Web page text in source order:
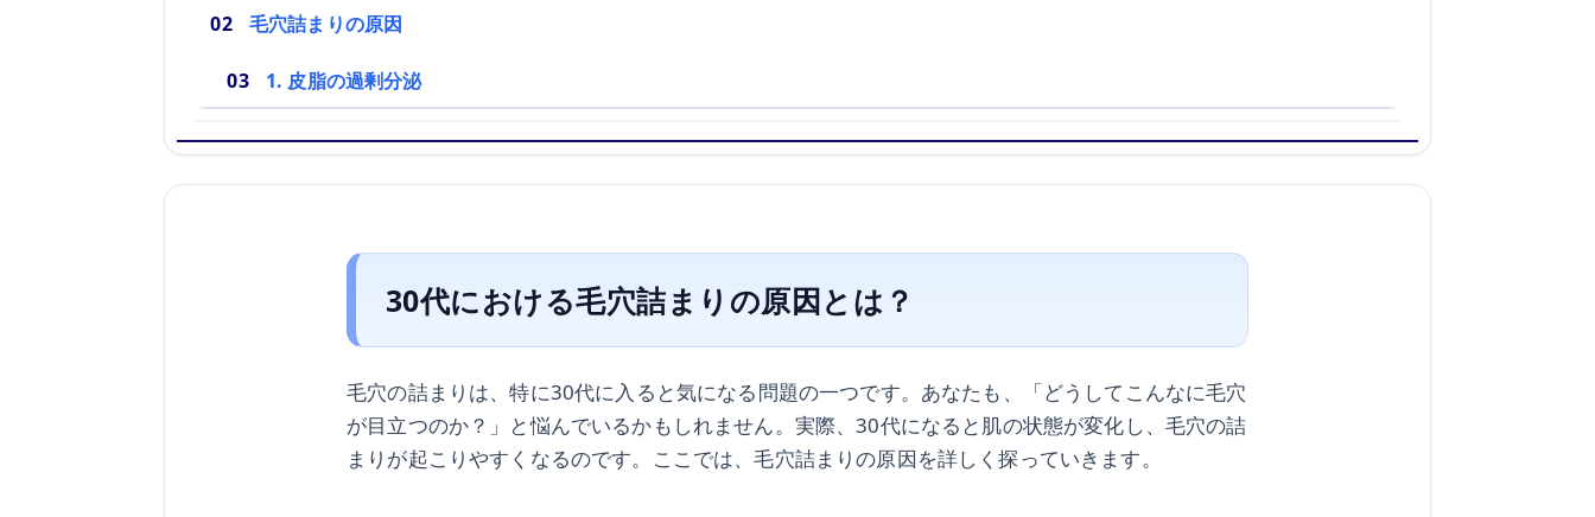
毛穴詰まりの原因
1. 皮脂の過剰分泌
30代における毛穴詰まりの原因とは？
毛穴の詰まりは、特に30代に入ると気になる問題の一つです。あなたも、「どうしてこんなに毛穴
が目立つのか？」と悩んでいるかもしれません。実際、30代になると肌の状態が変化し、毛穴の詰
まりが起こりやすくなるのです。ここでは、毛穴詰まりの原因を詳しく探っていきます。